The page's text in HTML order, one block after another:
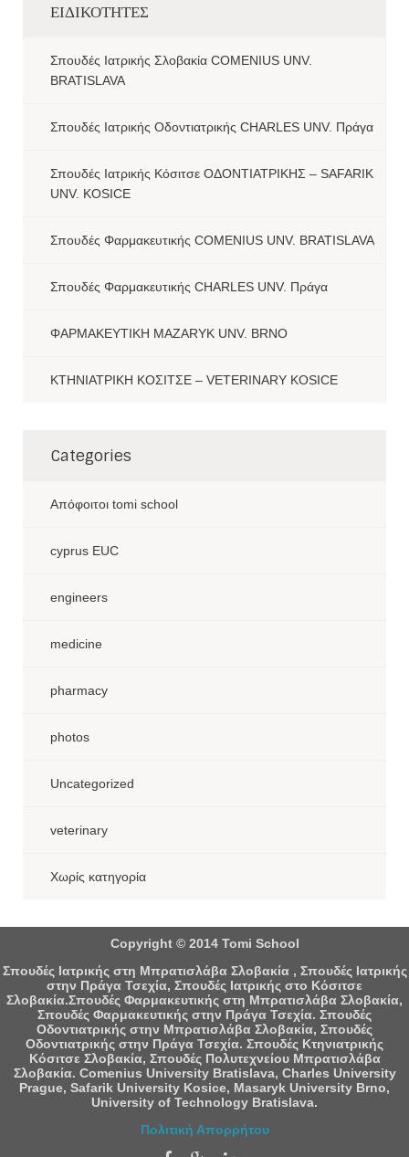
ΕΙΔΙΚΟΤΗΤΕΣ
Σπουδές Ιατρικής Σλοβακία COMENIUS UNV.
BRATISLAVA
Σπουδές Ιατρικής Οδοντιατρικής CHARLES UNV. Πράγα
Σπουδές Ιατρικής Κόσιτσε ΟΔΟΝΤΙΑΤΡΙΚΗΣ – SAFARIK
UNV. KOSICE
Σπουδές Φαρμακευτικής COMENIUS UNV. BRATISLAVA
Σπουδές Φαρμακευτικής CHARLES UNV. Πράγα
ΦΑΡΜΑΚΕΥΤΙΚΗ MAZARYK UNV. BRNO
ΚΤΗΝΙΑΤΡΙΚΗ ΚΟΣΙΤΣΕ – VETERINARY KOSICE
Categories
Aπόφοιτοι tomi school
cyprus EUC
engineers
medicine
pharmacy
photos
Uncategorized
veterinary
Χωρίς κατηγορία
Copyright © 2014 Tomi School
Σπουδές Ιατρικής στη Μπρατισλάβα Σλοβακία , Σπουδές Ιατρικής
στην Πράγα Τσεχία, Σπουδές Ιατρικής στο Κόσιτσε
Σλοβακία.Σπουδές Φαρμακευτικής στη Μπρατισλάβα Σλοβακία,
Σπουδές Φαρμακευτικής στην Πράγα Τσεχία. Σπουδές
Οδοντιατρικής στην Μπρατισλάβα Σλοβακία, Σπουδές
Οδοντιατρικής στην Πράγα Τσεχία. Σπουδές Κτηνιατρικής
Κόσιτσε Σλοβακία, Σπουδές Πολυτεχνείου Μπρατισλάβα
Σλοβακία. Comenius University Bratislava, Charles University
Prague, Safarik University Kosice, Masaryk University Brno,
University of Technology Bratislava.
Πολιτική Απορρήτου